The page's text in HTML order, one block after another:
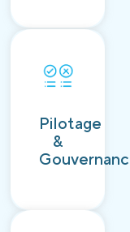
Pilotage
&
Découvrir